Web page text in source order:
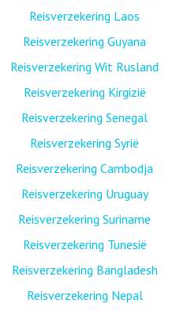
Reisverzekering Laos
Reisverzekering Guyana
Reisverzekering Wit Rusland
Reisverzekering Kirgizië
Reisverzekering Senegal
Reisverzekering Syrië
Reisverzekering Cambodja
Reisverzekering Uruguay
Reisverzekering Suriname
Reisverzekering Tunesië
Reisverzekering Bangladesh
Reisverzekering Nepal